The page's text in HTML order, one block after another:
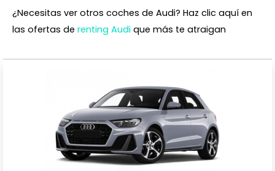
¿Necesitas ver otros coches de Audi? Haz clic aquí en
las ofertas de renting Audi que más te atraigan